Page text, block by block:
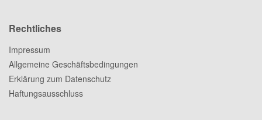
Rechtliches
Impressum
Allgemeine Geschäftsbedingungen
Erklärung zum Datenschutz
Haftungsausschluss